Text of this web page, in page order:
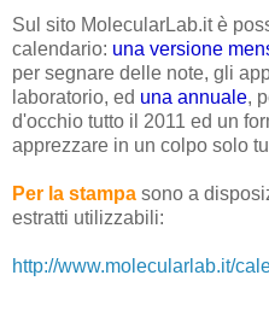
Sul sito MolecularLab.it è
calendario: una versione
per segnare delle note, gli
laboratorio, ed una annuale,
d'occhio tutto il 2011 ed un
apprezzare in un colpo solo
Per la stampa sono a
estratti utilizzabili:
http://www.molecularlab.it/